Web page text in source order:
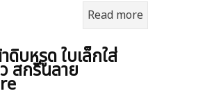
Read more
ดิบหูรูด ใบเล็กใส่
สกรีนลาย